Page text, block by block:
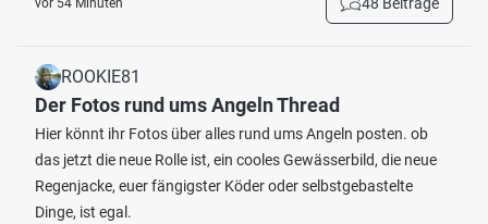
vor 54 Minuten
ROOKIE81
Der Fotos rund ums Angeln Thread
Hier könnt ihr Fotos über alles rund ums Angeln posten. ob
das jetzt die neue Rolle ist, ein cooles Gewässerbild, die neue
Regenjacke, euer fängigster Köder oder selbstgebastelte
Dinge, ist egal.